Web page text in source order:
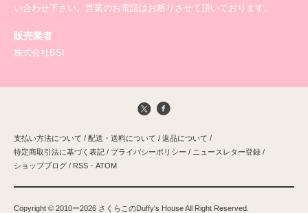
い合わせ下さい。営業のお電話はお断りさせて頂いております。
販売業者
株式会社BSI
支払い方法について / 配送・送料について / 返品について /
特定商取引法に基づく表記 / プライバシーポリシー / ニュースレター登録 /
ショップブログ / RSS ・ ATOM
Copyright ©️ 2010ー2026 さくらこのDuffy's House All Right Reserved.